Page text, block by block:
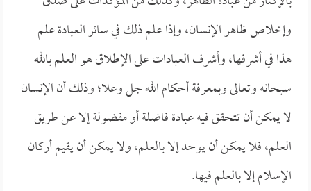
وإخلاص ظاهر الإنسان، وإذا علم ذلك في سائر العبادة علم
هذا في أشرفها، وأشرف العبادات على الإطلاق هو العلم بالله
سبحانه وتعالى وبمعرفة أحكام الله جل وعلا؛ وذلك أن الإنسان
لا يمكن أن تتحقق فيه عبادة فاضلة أو مفضولة إلا عن طريق
العلم، فلا يمكن أن يوحد إلا بالعلم، ولا يمكن أن يقيم أركان
الإسلام إلا بالعلم فيها.